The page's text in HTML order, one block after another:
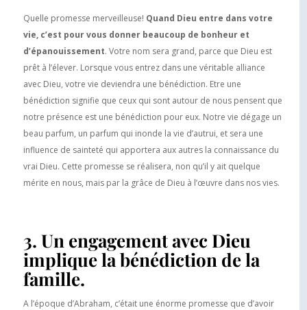
Quelle promesse merveilleuse! Quand Dieu entre dans votre
vie, c’est pour vous donner beaucoup de bonheur et
d’épanouissement. Votre nom sera grand, parce que Dieu est
prêt à l’élever. Lorsque vous entrez dans une véritable alliance
avec Dieu, votre vie deviendra une bénédiction. Etre une
bénédiction signifie que ceux qui sont autour de nous pensent que
notre présence est une bénédiction pour eux. Notre vie dégage un
beau parfum, un parfum qui inonde la vie d’autrui, et sera une
influence de sainteté qui apportera aux autres la connaissance du
vrai Dieu. Cette promesse se réalisera, non qu’il y ait quelque
mérite en nous, mais par la grâce de Dieu à l’œuvre dans nos vies.
3. Un engagement avec Dieu
implique la bénédiction de la
famille.
A l’époque d’Abraham, c’était une énorme promesse que d’avoir